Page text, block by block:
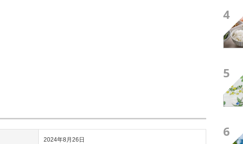
2024年8月26日
4
5
6